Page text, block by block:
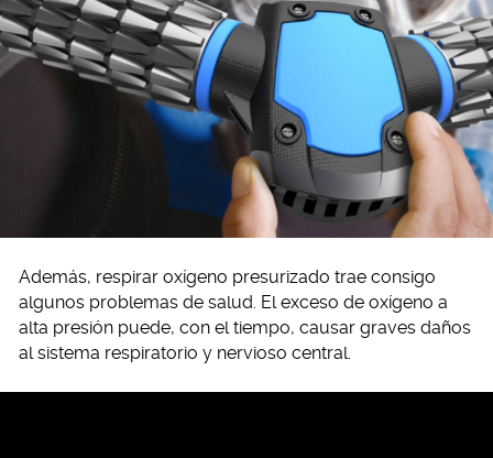
Además, respirar oxígeno presurizado trae consigo
algunos problemas de salud. El exceso de oxígeno a
alta presión puede, con el tiempo, causar graves daños
al sistema respiratorio y nervioso central.